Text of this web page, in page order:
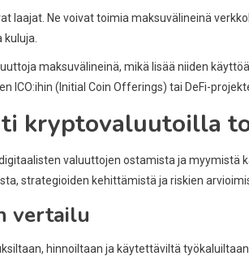
laajat. Ne voivat toimia maksuvälineinä
maksuvälineinä, mikä lisää niiden
ICO:ihin (Initial Coin Offerings) tai DeFi-
kryptovaluutoilla
valuuttojen ostamista ja myymistä
strategioiden kehittämistä ja riskien
vertailu
hinnoiltaan ja käytettäviltä